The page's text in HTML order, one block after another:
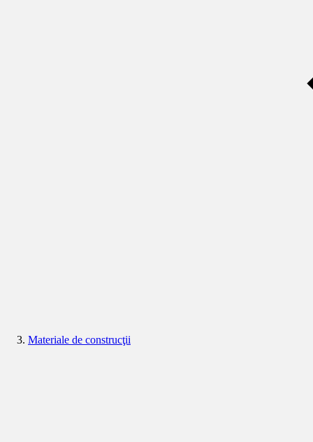
Materiale de construcţii